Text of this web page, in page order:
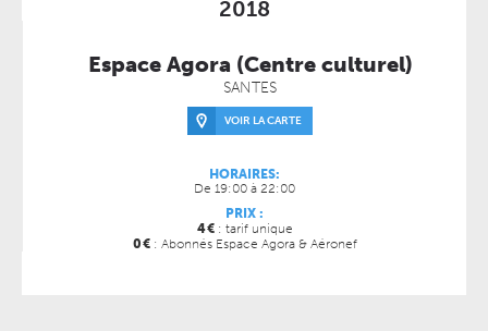
2018
Espace Agora (Centre culturel)
SANTES
VOIR LA CARTE
HORAIRES:
De 19:00 à 22:00
PRIX :
4€ : tarif unique
0€ : Abonnés Espace Agora & Aéronef